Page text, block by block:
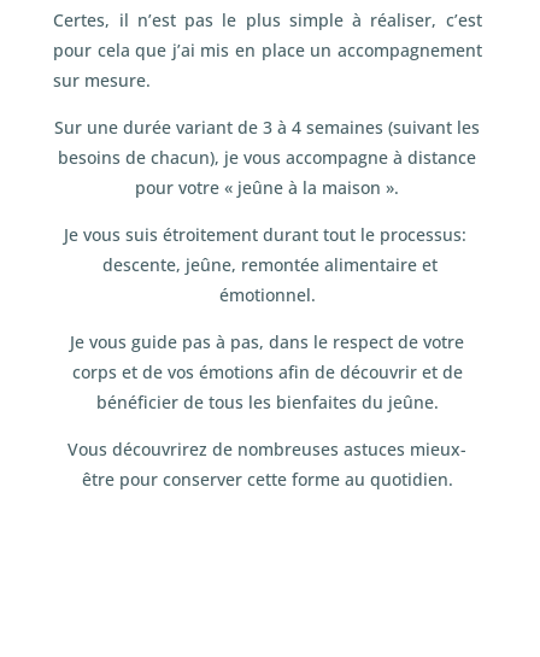
Certes, il n’est pas le plus simple à réaliser, c’est
pour cela que j’ai mis en place un accompagnement
sur mesure.
Sur une durée variant de 3 à 4 semaines (suivant les
besoins de chacun), je vous accompagne à distance
pour votre « jeûne à la maison ».
Je vous suis étroitement durant tout le processus:
descente, jeûne, remontée alimentaire et
émotionnel.
Je vous guide pas à pas, dans le respect de votre
corps et de vos émotions afin de découvrir et de
bénéficier de tous les bienfaites du jeûne.
Vous découvrirez de nombreuses astuces mieux-
être pour conserver cette forme au quotidien.